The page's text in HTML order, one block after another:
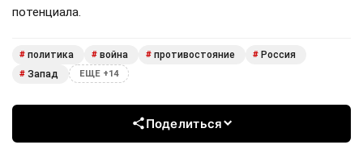
потенциала.
# политика # война # противостояние # Россия
# Запад ЕЩЕ +14
Поделиться